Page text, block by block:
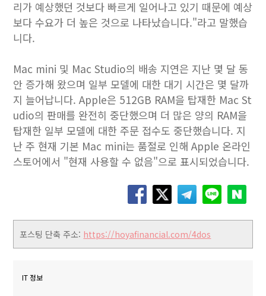
리가 예상했던 것보다 빠르게 일어나고 있기 때문에 예상
보다 수요가 더 높은 것으로 나타났습니다."라고 말했습
니다.
Mac mini 및 Mac Studio의 배송 지연은 지난 몇 달 동
안 증가해 왔으며 일부 모델에 대한 대기 시간은 몇 달까
지 늘어납니다. Apple은 512GB RAM을 탑재한 Mac St
udio의 판매를 완전히 중단했으며 더 많은 양의 RAM을
탑재한 일부 모델에 대한 주문 접수도 중단했습니다. 지
난 주 현재 기본 Mac mini는 품절로 인해 Apple 온라인
스토어에서 "현재 사용할 수 없음"으로 표시되었습니다.
포스팅 단축 주소: https://hoyafinancial.com/4dos
IT 정보